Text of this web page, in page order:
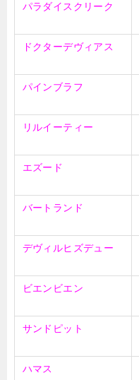
パラダイスクリーク
ドクターデヴィアス
パインブラフ
リルイーティー
エズード
バートランド
デヴィルヒズデュー
ビエンビエン
サンドピット
ハマス